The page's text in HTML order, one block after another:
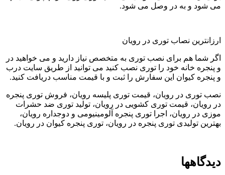
می شود و به در وصل می شود.
ارزانترین نصاب توری در رویان
اگر شما هم برای نصب توری به متخصص نیاز دارید و می خواهید در
و پنجره خانه خود را توری نصب کنید می توانید از طریق سایت درب
و پنجره کیوان این سفارش را ثبت و با قیمت مناسب دریافت کنید.
نصب توری در رویان، قیمت توری پلیسه رویان، فروش توری پنجره
در رویان، قیمت توری کشویی در رویان، تولید توری ضد حشرات
موزی در رویان، اجرا توری پنجره آلومینیومی و دوجداره رویان،
بهترین تولیدی توری پنجره در رویان، توری پنجره کیوان در رویان.
دیدگاهها